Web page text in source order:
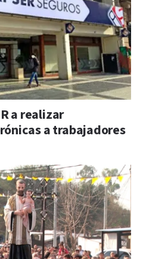
a realizar
a trabajadores